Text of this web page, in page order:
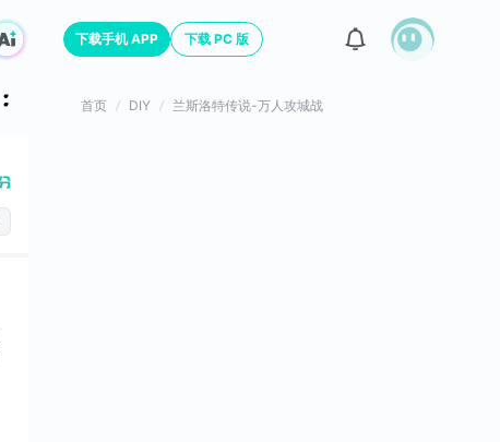
下载手机 APP 下载 PC 版
首页 DIY 兰斯洛特传说-万人攻城战